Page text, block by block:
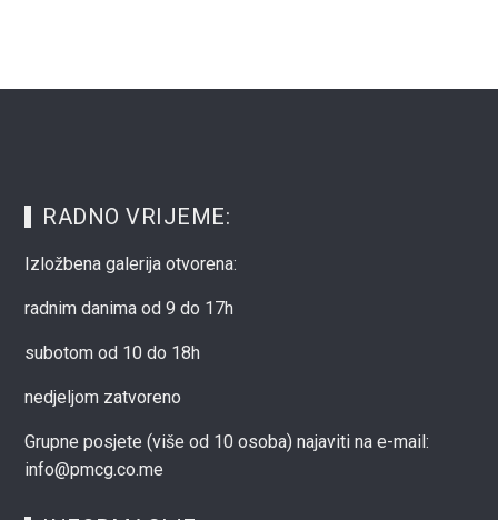
RADNO VRIJEME:
Izložbena galerija otvorena:
radnim danima od 9 do 17h
subotom od 10 do 18h
nedjeljom zatvoreno
Grupne posjete (više od 10 osoba) najaviti na e-mail:
info@pmcg.co.me